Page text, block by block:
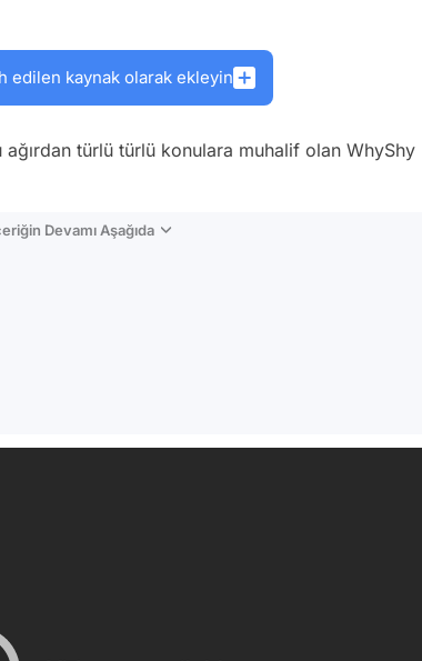
edilen kaynak olarak ekleyin
türlü türlü konulara muhalif olan WhyShy
Devamı Aşağıda